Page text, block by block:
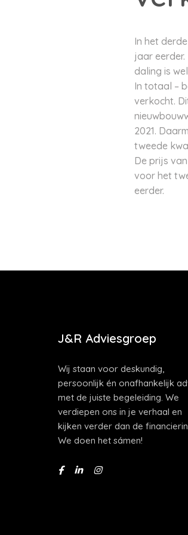
In het
jaar
daling is
In totaal –
verkocht.
2021.
tweede
De prijs
voor het
eerder.
J&R Adviesgroep
Wij staan voor deskundig,
persoonlijk én onafhankelijk
met de juiste begeleiding. We
verdiepen ons in je verhaal en
kijken verder dan de
We doen het sámen!